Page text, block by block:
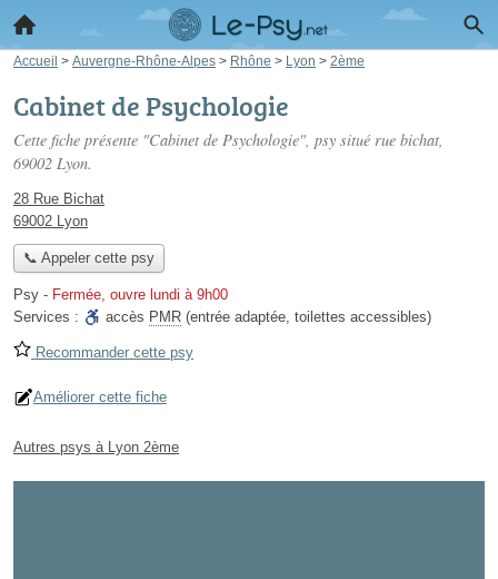
Accueil > Auvergne-Rhône-Alpes > Rhône > Lyon > 2ème
Cabinet de Psychologie
Cette fiche présente "Cabinet de Psychologie", psy situé rue bichat,
69002 Lyon.
28 Rue Bichat
69002 Lyon
📞 Appeler cette psy
Psy - Fermée, ouvre lundi à 9h00
Services :
accès PMR (entrée adaptée, toilettes accessibles)
Recommander cette psy
Améliorer cette fiche
Autres psys à Lyon 2ème